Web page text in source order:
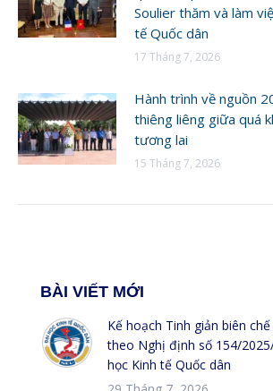
Soulier thăm và làm
tế Quốc dân
17 Tháng 7, 2026
Hành trình về nguồn
thiêng liêng giữa quá
tương lai
15 Tháng 7, 2026
BÀI VIẾT MỚI
Kế hoạch Tinh giản biên
theo Nghị định số 154/
học Kinh tế Quốc dân